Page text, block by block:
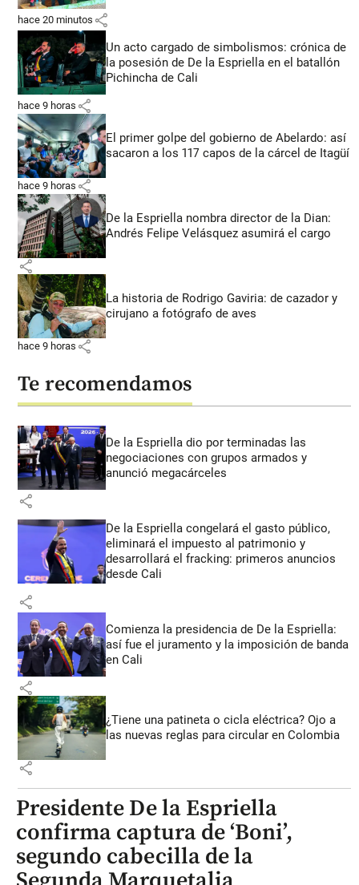
hace 20 minutos share
Un acto cargado de simbolismos: crónica de
la posesión de De la Espriella en el batallón
Pichincha de Cali
hace 9 horas share
El primer golpe del gobierno de Abelardo: así
sacaron a los 117 capos de la cárcel de Itagüí
hace 9 horas share
De la Espriella nombra director de la Dian:
Andrés Felipe Velásquez asumirá el cargo
share
La historia de Rodrigo Gaviria: de cazador y
cirujano a fotógrafo de aves
hace 9 horas share
Te recomendamos
De la Espriella dio por terminadas las
negociaciones con grupos armados y
anunció megacárceles
share
De la Espriella congelará el gasto público,
eliminará el impuesto al patrimonio y
desarrollará el fracking: primeros anuncios
desde Cali
share
Comienza la presidencia de De la Espriella:
así fue el juramento y la imposición de banda
en Cali
share
¿Tiene una patineta o cicla eléctrica? Ojo a
las nuevas reglas para circular en Colombia
share
Presidente De la Espriella
confirma captura de ‘Boni’,
segundo cabecilla de la